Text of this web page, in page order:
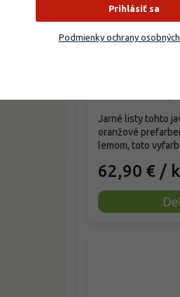
Javor
Acer palmatum
62,90 € /
Jarné listy tohto
oranžové
lemom, toto
Prihlásiť sa
Podmienky ochrany